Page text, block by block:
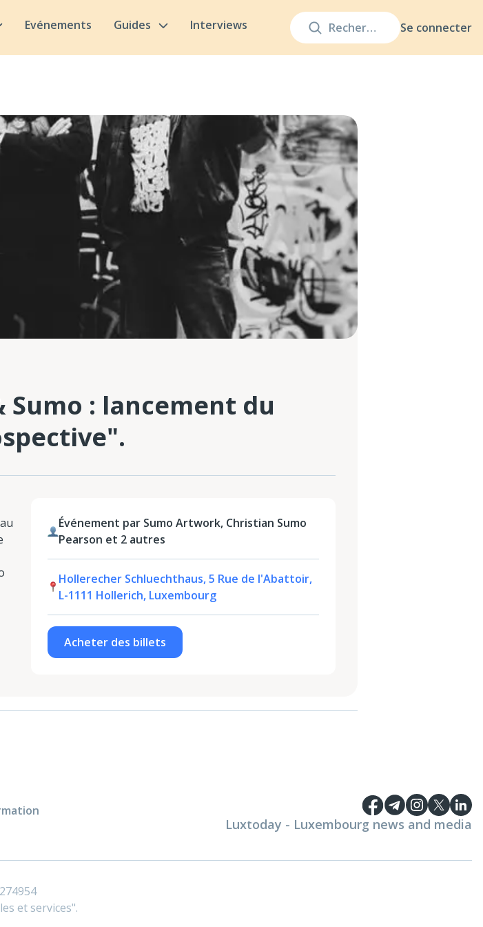
Se connecter
Evénements Guides Interviews
Sumo : lancement du
Événement par Sumo Artwork, Christian Sumo
Pearson et 2 autres
Hollerecher Schluechthaus, 5 Rue de l'Abattoir,
L-1111 Hollerich, Luxembourg
Acheter des billets
Luxtoday - Luxembourg news and media
et services".